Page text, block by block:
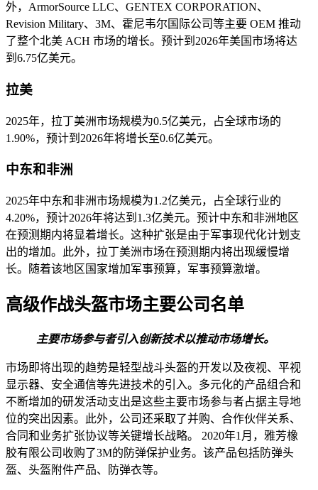
外，ArmorSource LLC、GENTEX CORPORATION、
Revision Military、3M、霍尼韦尔国际公司等主要 OEM 推动
了整个北美 ACH 市场的增长。预计到2026年美国市场将达
到6.75亿美元。
拉美
2025年，拉丁美洲市场规模为0.5亿美元，占全球市场的
1.90%，预计到2026年将增长至0.6亿美元。
中东和非洲
2025年中东和非洲市场规模为1.2亿美元，占全球行业的
4.20%，预计2026年将达到1.3亿美元。预计中东和非洲地区
在预测期内将显着增长。这种扩张是由于军事现代化计划支
出的增加。此外，拉丁美洲市场在预测期内将出现缓慢增
长。随着该地区国家增加军事预算，军事预算激增。
高级作战头盔市场主要公司名单
主要市场参与者引入创新技术以推动市场增长。
市场即将出现的趋势是轻型战斗头盔的开发以及夜视、平视
显示器、安全通信等先进技术的引入。多元化的产品组合和
不断增加的研发活动支出是这些主要市场参与者占据主导地
位的突出因素。此外，公司还采取了并购、合作伙伴关系、
合同和业务扩张协议等关键增长战略。 2020年1月，雅芳橡
胶有限公司收购了3M的防弹保护业务。该产品包括防弹头
盔、头盔附件产品、防弹衣等。